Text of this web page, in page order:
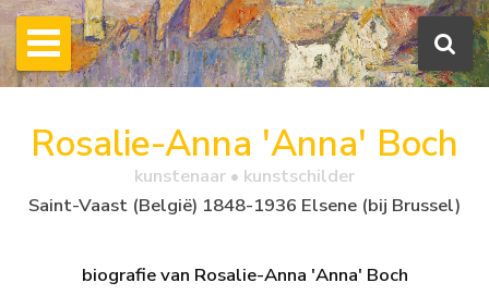
Rosalie-Anna 'Anna' Boch
kunstenaar • kunstschilder
Saint-Vaast (België) 1848-1936 Elsene (bij Brussel)
biografie van Rosalie-Anna 'Anna' Boch